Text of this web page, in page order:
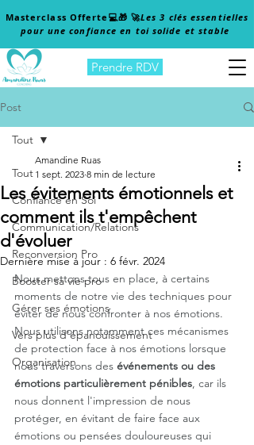
Masterclass Offerte 💻🎁 🚀Les 3 clés essentielles
pour une confiance en toi solide et stable
Prendre RDV
Post
Tout
Confiance en Soi
Communication/Relations
Reconversion Pro
Booster sa vie pro
Gérer ses émotions
Vers plus d'épanouissement
Organisation
Tout
Les évitements émotionnels et
comment ils t'empêchent
d'évoluer
Amandine Ruas
1 sept. 2023 8 min de lecture
Dernière mise à jour : 6 févr. 2024
Nous mettons tous en place, à certains
moments de notre vie des techniques pour
éviter de nous confronter à nos émotions.
Nous utilisons notamment ces mécanismes
de protection face à nos émotions lorsque
nous traversons des événements ou des
émotions particulièrement pénibles, car ils
nous donnent l'impression de nous
protéger, en évitant de faire face aux
émotions ou pensées douloureuses qui